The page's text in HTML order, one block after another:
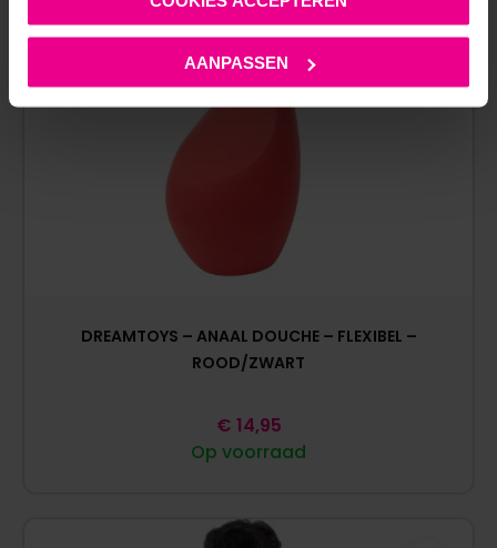
AANPASSEN
DREAMTOYS – ANAAL DOUCHE – FLEXIBEL –
ROOD/ZWART
Op voorraad
€ 14,95